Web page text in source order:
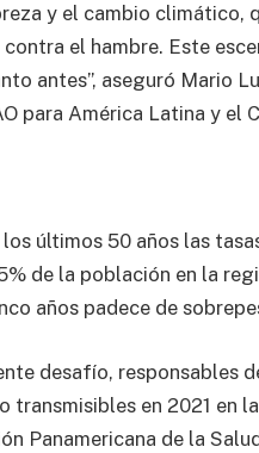
y el cambio climático,
el hambre. Este
antes”, aseguró Mario
para América Latina y el
últimos 50 años las
de la población en la
años padece de
desafío, responsables
en 2021 en
Panamericana de la